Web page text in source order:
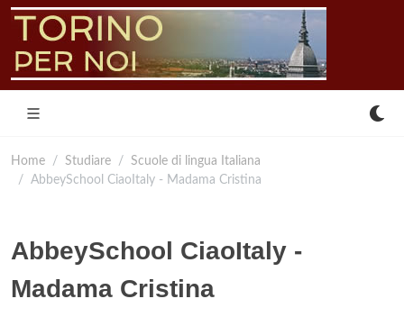
Home Studiare
Scuole di lingua Italiana
AbbeySchool CiaoItaly - Madama Cristina
AbbeySchool CiaoItaly -
Madama Cristina